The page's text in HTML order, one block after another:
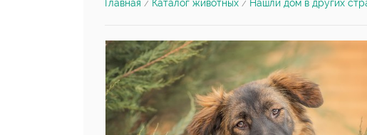
Главная / Каталог животных / Нашли дом в других